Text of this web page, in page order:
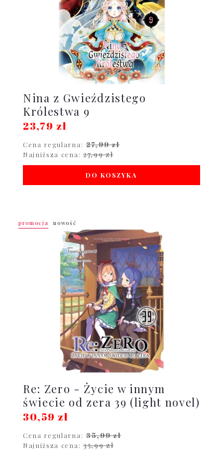
Nina z Gwieździstego
Królestwa 9
23,79 zł
Cena regularna: 27,99 zł
Najniższa cena: 27,99 zł
DO KOSZYKA
Re: Zero - Życie w innym
świecie od zera 39 (light novel)
30,59 zł
Cena regularna: 35,99 zł
Najniższa cena: 35,99 zł
promocja nowość